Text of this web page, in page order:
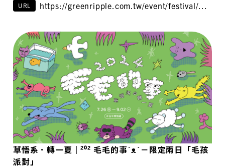
URL
https://greenripple.com.tw/event/festival/草
草悟系．轉一夏｜²⁰²⁴ 毛毛的事´ᴥ`－限定兩日「毛孩
派對」